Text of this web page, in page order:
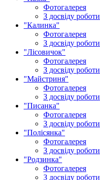
Фотогалерея
З досвіду роботи
"Калинка"
Фотогалерея
З досвіду роботи
"Лісовичок"
Фотогалерея
З досвіду роботи
"Майстриня"
Фотогалерея
З досвіду роботи
"Писанка"
Фотогалерея
З досвіду роботи
"Полісянка"
Фотогалерея
З досвіду роботи
"Родзинка"
Фотогалерея
З досвіду роботи